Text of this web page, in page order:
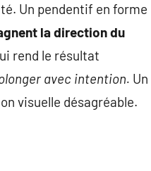
Un pendentif en forme
la direction du
rend le résultat
avec intention. Un
visuelle désagréable.